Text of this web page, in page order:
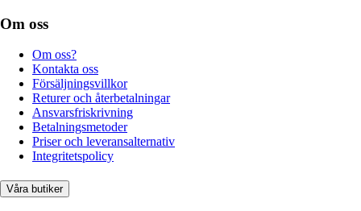
Om oss
Om oss?
Kontakta oss
Försäljningsvillkor
Returer och återbetalningar
Ansvarsfriskrivning
Betalningsmetoder
Priser och leveransalternativ
Integritetspolicy
Våra butiker